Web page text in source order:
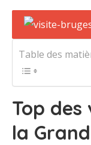
Table des
Top des
la